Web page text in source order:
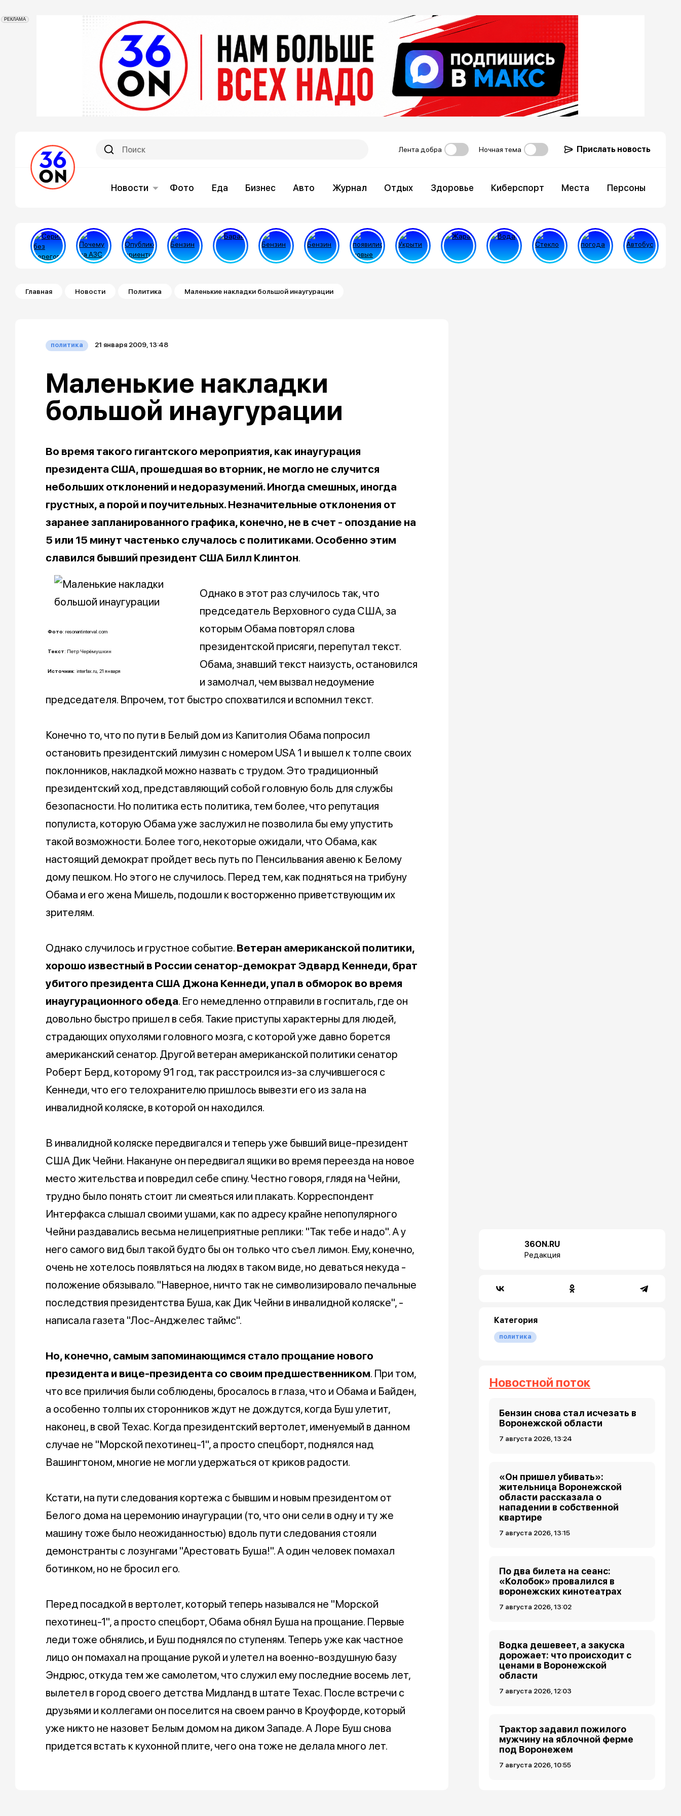
РЕКЛАМА
Лента добра Ночная тема Прислать новость
Новости Фото Еда Бизнес Авто Журнал Отдых Здоровье Киберспорт Места Персоны
Строка навигации
Главная Новости Политика Маленькие накладки большой инаугурации
политика 21 января 2009, 13:48
Маленькие накладки
большой инаугурации
Во время такого гигантского мероприятия, как инаугурация
президента США, прошедшая во вторник, не могло не случится
небольших отклонений и недоразумений. Иногда смешных, иногда
грустных, а порой и поучительных. Незначительные отклонения от
заранее запланированного графика, конечно, не в счет - опоздание на
5 или 15 минут частенько случалось с политиками. Особенно этим
славился бывший президент США Билл Клинтон.
Фото: resonantinterval.com
Текст: Петр Черёмушкин
Источник: interfax.ru, 21 января
Однако в этот раз случилось так, что
председатель Верховного суда США, за
которым Обама повторял слова
президентской присяги, перепутал текст.
Обама, знавший текст наизусть, остановился
и замолчал, чем вызвал недоумение
председателя. Впрочем, тот быстро спохватился и вспомнил текст.
Конечно то, что по пути в Белый дом из Капитолия Обама попросил
остановить президентский лимузин с номером USA 1 и вышел к толпе своих
поклонников, накладкой можно назвать с трудом. Это традиционный
президентский ход, представляющий собой головную боль для службы
безопасности. Но политика есть политика, тем более, что репутация
популиста, которую Обама уже заслужил не позволила бы ему упустить
такой возможности. Более того, некоторые ожидали, что Обама, как
настоящий демократ пройдет весь путь по Пенсильвания авеню к Белому
дому пешком. Но этого не случилось. Перед тем, как подняться на трибуну
Обама и его жена Мишель, подошли к восторженно приветствующим их
зрителям.
Однако случилось и грустное событие. Ветеран американской политики,
хорошо известный в России сенатор-демократ Эдвард Кеннеди, брат
убитого президента США Джона Кеннеди, упал в обморок во время
инаугурационного обеда. Его немедленно отправили в госпиталь, где он
довольно быстро пришел в себя. Такие приступы характерны для людей,
страдающих опухолями головного мозга, с которой уже давно борется
американский сенатор. Другой ветеран американской политики сенатор
Роберт Берд, которому 91 год, так расстроился из-за случившегося с
Кеннеди, что его телохранителю пришлось вывезти его из зала на
инвалидной коляске, в которой он находился.
В инвалидной коляске передвигался и теперь уже бывший вице-президент
США Дик Чейни. Накануне он передвигал ящики во время переезда на новое
место жительства и повредил себе спину. Честно говоря, глядя на Чейни,
трудно было понять стоит ли смеяться или плакать. Корреспондент
Интерфакса слышал своими ушами, как по адресу крайне непопулярного
Чейни раздавались весьма нелицеприятные реплики: "Так тебе и надо". А у
него самого вид был такой будто бы он только что съел лимон. Ему, конечно,
очень не хотелось появляться на людях в таком виде, но деваться некуда -
положение обязывало. "Наверное, ничто так не символизировало печальные
последствия президентства Буша, как Дик Чейни в инвалидной коляске", -
написала газета "Лос-Анджелес таймс".
Но, конечно, самым запоминающимся стало прощание нового
президента и вице-президента со своим предшественником. При том,
что все приличия были соблюдены, бросалось в глаза, что и Обама и Байден,
а особенно толпы их сторонников ждут не дождутся, когда Буш улетит,
наконец, в свой Техас. Когда президентский вертолет, именуемый в данном
случае не "Морской пехотинец-1", а просто спецборт, поднялся над
Вашингтоном, многие не могли удержаться от криков радости.
Кстати, на пути следования кортежа с бывшим и новым президентом от
Белого дома на церемонию инаугурации (то, что они сели в одну и ту же
машину тоже было неожиданностью) вдоль пути следования стояли
демонстранты с лозунгами "Арестовать Буша!". А один человек помахал
ботинком, но не бросил его.
Перед посадкой в вертолет, который теперь назывался не "Морской
пехотинец-1", а просто спецборт, Обама обнял Буша на прощание. Первые
леди тоже обнялись, и Буш поднялся по ступеням. Теперь уже как частное
лицо он помахал на прощание рукой и улетел на военно-воздушную базу
Эндрюс, откуда тем же самолетом, что служил ему последние восемь лет,
вылетел в город своего детства Мидланд в штате Техас. После встречи с
друзьями и коллегами он поселится на своем ранчо в Кроуфорде, который
уже никто не назовет Белым домом на диком Западе. А Лоре Буш снова
придется встать к кухонной плите, чего она тоже не делала много лет.
36ON.RU
Редакция
Категория
политика
Новостной поток
Бензин снова стал исчезать в
Воронежской области
7 августа 2026, 13:24
«Он пришел убивать»:
жительница Воронежской
области рассказала о
нападении в собственной
квартире
7 августа 2026, 13:15
По два билета на сеанс:
«Колобок» провалился в
воронежских кинотеатрах
7 августа 2026, 13:02
Водка дешевеет, а закуска
дорожает: что происходит с
ценами в Воронежской
области
7 августа 2026, 12:03
Трактор задавил пожилого
мужчину на яблочной ферме
под Воронежем
7 августа 2026, 10:55